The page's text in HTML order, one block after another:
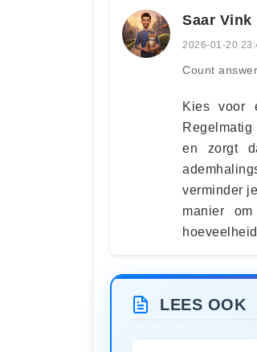
Saar Vink
2026-01-20
Count
Kies voor
Regelmatig
en zorgt
verminder
manier
LEES OOK